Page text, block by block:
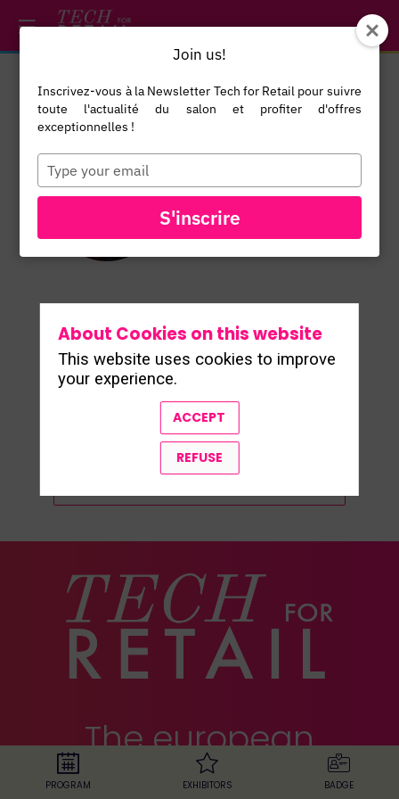
MG
Manoj
Global Head
of Support
SAP
Commerce
The european
retail exhibition
PROGRAM EXHIBITORS BADGE
About Cookies on this website
This website uses cookies to improve
your experience.
ACCEPT
REFUSE
*/
Join us!
Inscrivez-vous à la Newsletter Tech for Retail pour suivre
toute l'actualité du salon et profiter d'offres
exceptionnelles !
Type
your
email
S'inscrire